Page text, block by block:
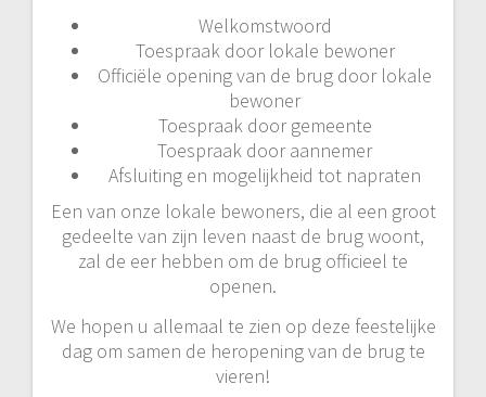
Welkomstwoord
Toespraak door lokale bewoner
Officiële opening van de brug door lokale
bewoner
Toespraak door gemeente
Toespraak door aannemer
Afsluiting en mogelijkheid tot napraten
Een van onze lokale bewoners, die al een groot
gedeelte van zijn leven naast de brug woont,
zal de eer hebben om de brug officieel te
openen.
We hopen u allemaal te zien op deze feestelijke
dag om samen de heropening van de brug te
vieren!